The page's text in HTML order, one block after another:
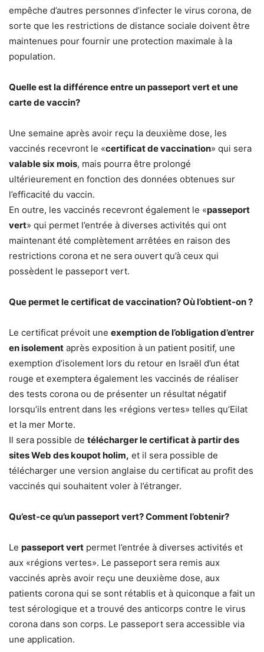
empêche d’autres personnes d’infecter le virus corona, de
sorte que les restrictions de distance sociale doivent être
maintenues pour fournir une protection maximale à la
population.
Quelle est la différence entre un passeport vert et une
carte de vaccin?
Une semaine après avoir reçu la deuxième dose, les
vaccinés recevront le «certificat de vaccination» qui sera
valable six mois, mais pourra être prolongé
ultérieurement en fonction des données obtenues sur
l’efficacité du vaccin.
En outre, les vaccinés recevront également le «passeport
vert» qui permet l’entrée à diverses activités qui ont
maintenant été complètement arrêtées en raison des
restrictions corona et ne sera ouvert qu’à ceux qui
possèdent le passeport vert.
Que permet le certificat de vaccination? Où l’obtient-on ?
Le certificat prévoit une exemption de l’obligation d’entrer
en isolement après exposition à un patient positif, une
exemption d’isolement lors du retour en Israël d’un état
rouge et exemptera également les vaccinés de réaliser
des tests corona ou de présenter un résultat négatif
lorsqu’ils entrent dans les «régions vertes» telles qu’Eilat
et la mer Morte.
Il sera possible de télécharger le certificat à partir des
sites Web des koupot holim, et il sera possible de
télécharger une version anglaise du certificat au profit des
vaccinés qui souhaitent voler à l’étranger.
Qu’est-ce qu’un passeport vert? Comment l’obtenir?
Le passeport vert permet l’entrée à diverses activités et
aux «régions vertes». Le passeport sera remis aux
vaccinés après avoir reçu une deuxième dose, aux
patients corona qui se sont rétablis et à quiconque a fait un
test sérologique et a trouvé des anticorps contre le virus
corona dans son corps. Le passeport sera accessible via
une application.